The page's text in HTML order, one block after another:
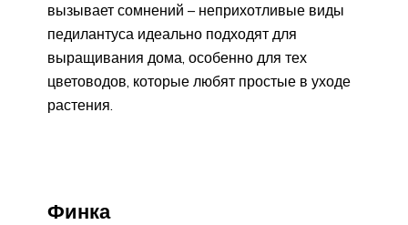
вызывает сомнений – неприхотливые виды
педилантуса идеально подходят для
выращивания дома, особенно для тех
цветоводов, которые любят простые в уходе
растения.
Финка